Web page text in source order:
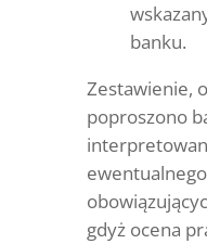
banku.
Zestawienie,
poproszono
gdyż ocena